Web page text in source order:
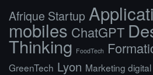
Afrique Startup
mobiles ChatGPT
Thinking FoodTech
GreenTech Lyon Marketing digital